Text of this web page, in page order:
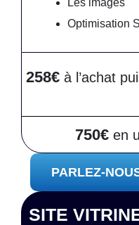
Optimisation
258€ à l’achat
750€ en
PARLEZ-
SITE